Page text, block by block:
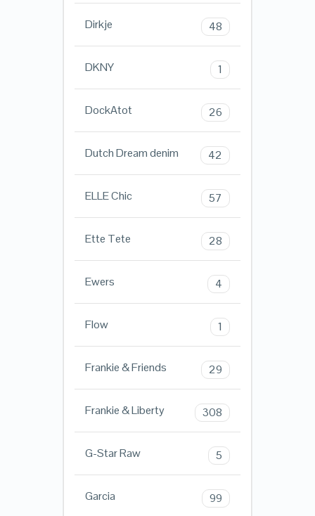
Dirkje 48
DKNY 1
DockAtot 26
Dutch Dream denim 42
ELLE Chic 57
Ette Tete 28
Ewers 4
Flow 1
Frankie & Friends 29
Frankie & Liberty 308
G-Star Raw 5
Garcia 99